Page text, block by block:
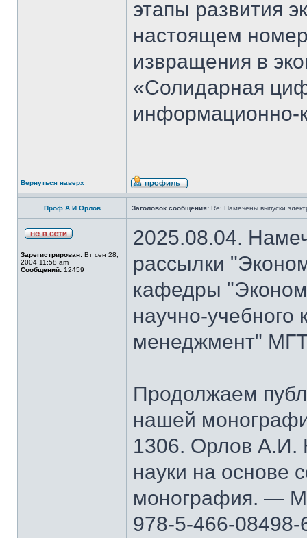
этапы развития
настоящем
извращения в
«Солидарная
информационно-
Вернуться наверх
Проф.А.И.Орлов Заголовок сообщения: Re: Намечены выпуски
Зарегистрирован: Вт сен 28,
2004 11:58 am
Сообщений: 12459
2025.08.04.
рассылки
кафедры
научно-
менеджмент"
Продолжаем
нашей
1306. Орлов А.И.
науки на основе
монография. —
978-5-466-